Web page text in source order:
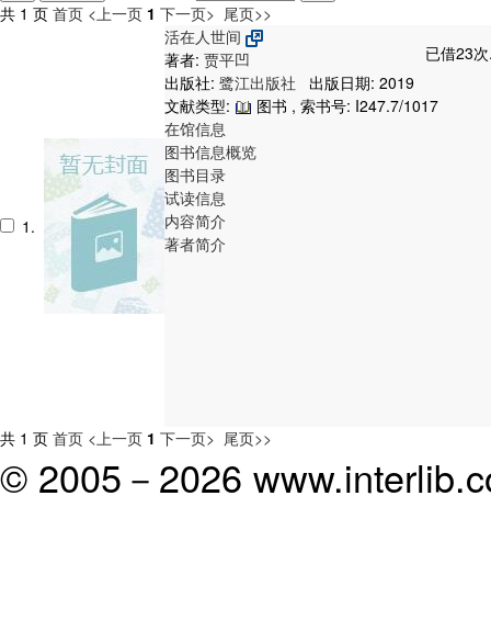
共 1 页 首页 <上一页 1 下一页> 尾页>>
1.
活在人世间
已借23
著者: 贾平凹
出版社: 鹭江出版社
出版日期: 2019
文献类型:
图书 , 索书号: I247.7/1017
在馆信息
图书信息概览
图书目录
试读信息
内容简介
著者简介
共 1 页 首页 <上一页 1 下一页> 尾页>>
© 2005－ 2026